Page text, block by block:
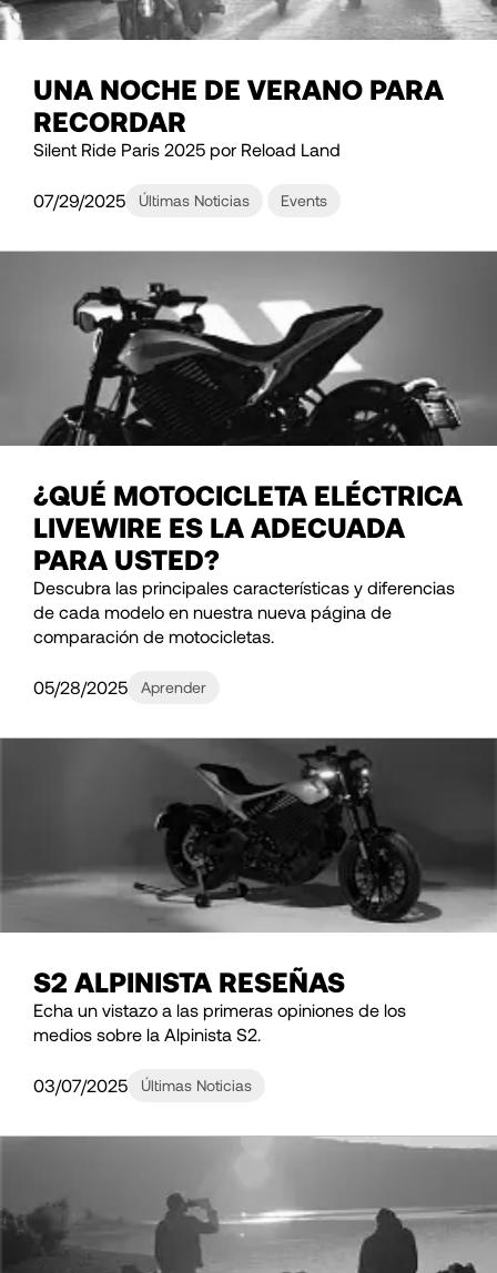
UNA NOCHE DE VERANO PARA
RECORDAR
Silent Ride Paris 2025 por Reload Land
07/29/2025 Últimas Noticias Events
¿QUÉ MOTOCICLETA ELÉCTRICA
LIVEWIRE ES LA ADECUADA
PARA USTED?
Descubra las principales características y diferencias
de cada modelo en nuestra nueva página de
comparación de motocicletas.
05/28/2025 Aprender
S2 ALPINISTA RESEÑAS
Echa un vistazo a las primeras opiniones de los
medios sobre la Alpinista S2.
03/07/2025 Últimas Noticias